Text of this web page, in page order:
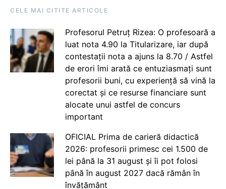
CELE MAI CITITE ARTICOLE
Profesorul Petruț Rizea: O profesoară a
luat nota 4.90 la Titularizare, iar după
contestații nota a ajuns la 8.70 / Astfel
de erori îmi arată ce entuziasmați sunt
profesorii buni, cu experiență să vină la
corectat și ce resurse financiare sunt
alocate unui astfel de concurs
important
OFICIAL Prima de carieră didactică
2026: profesorii primesc cei 1.500 de
lei până la 31 august și îi pot folosi
până în august 2027 dacă rămân în
învățământ